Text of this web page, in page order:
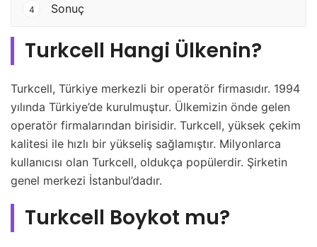
4 Sonuç
Turkcell Hangi Ülkenin?
Turkcell, Türkiye merkezli bir operatör firmasıdır. 1994
yılında Türkiye’de kurulmuştur. Ülkemizin önde gelen
operatör firmalarından birisidir. Turkcell, yüksek çekim
kalitesi ile hızlı bir yükseliş sağlamıştır. Milyonlarca
kullanıcısı olan Turkcell, oldukça popülerdir. Şirketin
genel merkezi İstanbul’dadır.
Turkcell Boykot mu?